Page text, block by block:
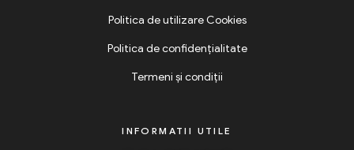
Politica de utilizare Cookies
Politica de confidențialitate
Termeni și condiții
INFORMATII UTILE